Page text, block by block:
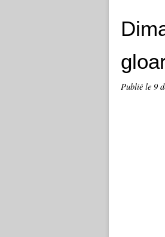
Publié le 9